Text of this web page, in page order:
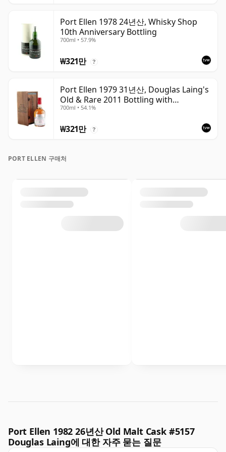
Port Ellen 1978 24년산, Whisky Shop
10th Anniversary Bottling
700ml • 57.9%
₩321만 ?
Port Ellen 1979 31년산, Douglas Laing's
Old & Rare 2011 Bottling with
Presentation Case
700ml • 54.1%
₩321만 ?
PORT ELLEN 구매처
Port Ellen 1982 26년산 Old Malt Cask #5157
Douglas Laing에 대한 자주 묻는 질문